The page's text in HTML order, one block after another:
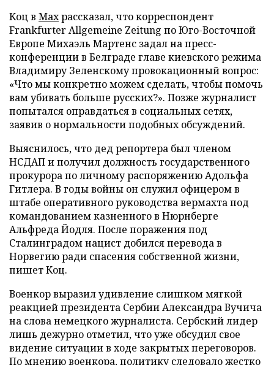
Коц в Махрассказал, что корреспондент
Frankfurter Allgemeine Zeitung по Юго-Восточной
Европе Михаэль Мартенс задал на пресс-
конференции в Белграде главе киевского режима
Владимиру Зеленскому провокационный вопрос:
«Что мы конкретно можем сделать, чтобы помочь
вам убивать больше русских?». Позже журналист
попытался оправдаться в социальных сетях,
заявив о нормальности подобных обсуждений.
Выяснилось, что дед репортера был членом
НСДАП и получил должность государственного
прокурора по личному распоряжению Адольфа
Гитлера. В годы войны он служил офицером в
штабе оперативного руководства вермахта под
командованием казненного в Нюрнберге
Альфреда Йодля. После поражения под
Сталинградом нацист добился перевода в
Норвегию ради спасения собственной жизни,
пишет Коц.
Военкор выразил удивление слишком мягкой
реакцией президента Сербии Александра Вучича
на слова немецкого журналиста. Сербский лидер
лишь дежурно отметил, что уже обсудил свое
видение ситуации в ходе закрытых переговоров.
По мнению военкора, политику следовало жестко